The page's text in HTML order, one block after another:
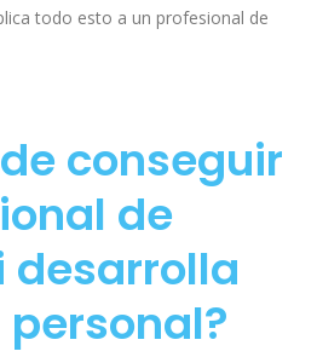
todo esto a un profesional de
conseguir
de
desarrolla